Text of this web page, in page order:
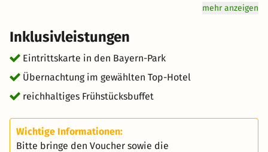
mehr anzeigen
Inklusivleistungen
Eintrittskarte in den Bayern-Park
Übernachtung im gewählten Top-Hotel
reichhaltiges Frühstücksbuffet
Wichtige Informationen:
Bitte bringe den Voucher sowie die